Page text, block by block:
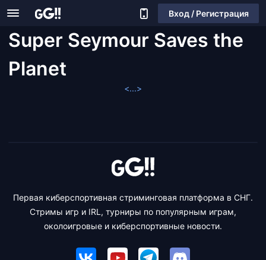
Вход / Регистрация
Super Seymour Saves the
Planet
<...>
Первая киберспортивная стриминговая платформа в СНГ.
Стримы игр и IRL, турниры по популярным играм,
околоигровые и киберспортивные новости.